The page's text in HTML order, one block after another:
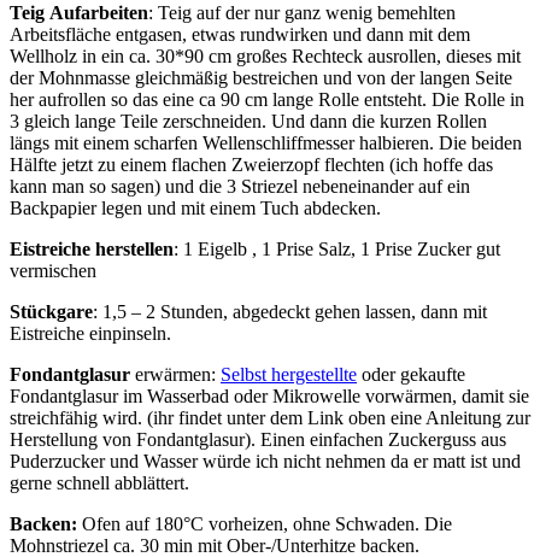
Teig Aufarbeiten: Teig auf der nur ganz wenig bemehlten
Arbeitsfläche entgasen, etwas rundwirken und dann mit dem
Wellholz in ein ca. 30*90 cm großes Rechteck ausrollen, dieses mit
der Mohnmasse gleichmäßig bestreichen und von der langen Seite
her aufrollen so das eine ca 90 cm lange Rolle entsteht. Die Rolle in
3 gleich lange Teile zerschneiden. Und dann die kurzen Rollen
längs mit einem scharfen Wellenschliffmesser halbieren. Die beiden
Hälfte jetzt zu einem flachen Zweierzopf flechten (ich hoffe das
kann man so sagen) und die 3 Striezel nebeneinander auf ein
Backpapier legen und mit einem Tuch abdecken.
Eistreiche herstellen: 1 Eigelb , 1 Prise Salz, 1 Prise Zucker gut
vermischen
Stückgare: 1,5 – 2 Stunden, abgedeckt gehen lassen, dann mit
Eistreiche einpinseln.
Fondantglasur erwärmen: Selbst hergestellte oder gekaufte
Fondantglasur im Wasserbad oder Mikrowelle vorwärmen, damit sie
streichfähig wird. (ihr findet unter dem Link oben eine Anleitung zur
Herstellung von Fondantglasur). Einen einfachen Zuckerguss aus
Puderzucker und Wasser würde ich nicht nehmen da er matt ist und
gerne schnell abblättert.
Backen: Ofen auf 180°C vorheizen, ohne Schwaden. Die
Mohnstriezel ca. 30 min mit Ober-/Unterhitze backen.